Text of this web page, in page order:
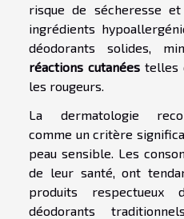
risque de sécheresse
ingrédients
déodorants solides,
réactions cutanéestelles
les rougeurs.
La dermatologie
comme un critère
peau sensible. Les
de leur santé, ont
produits
déodorants